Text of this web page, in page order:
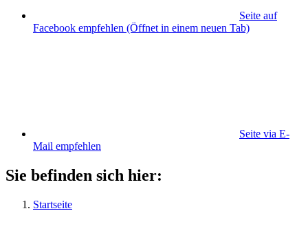
Seite auf
Facebook empfehlen (Öffnet in einem neuen Tab)
Seite via E-
Mail empfehlen
Sie befinden sich hier:
Startseite